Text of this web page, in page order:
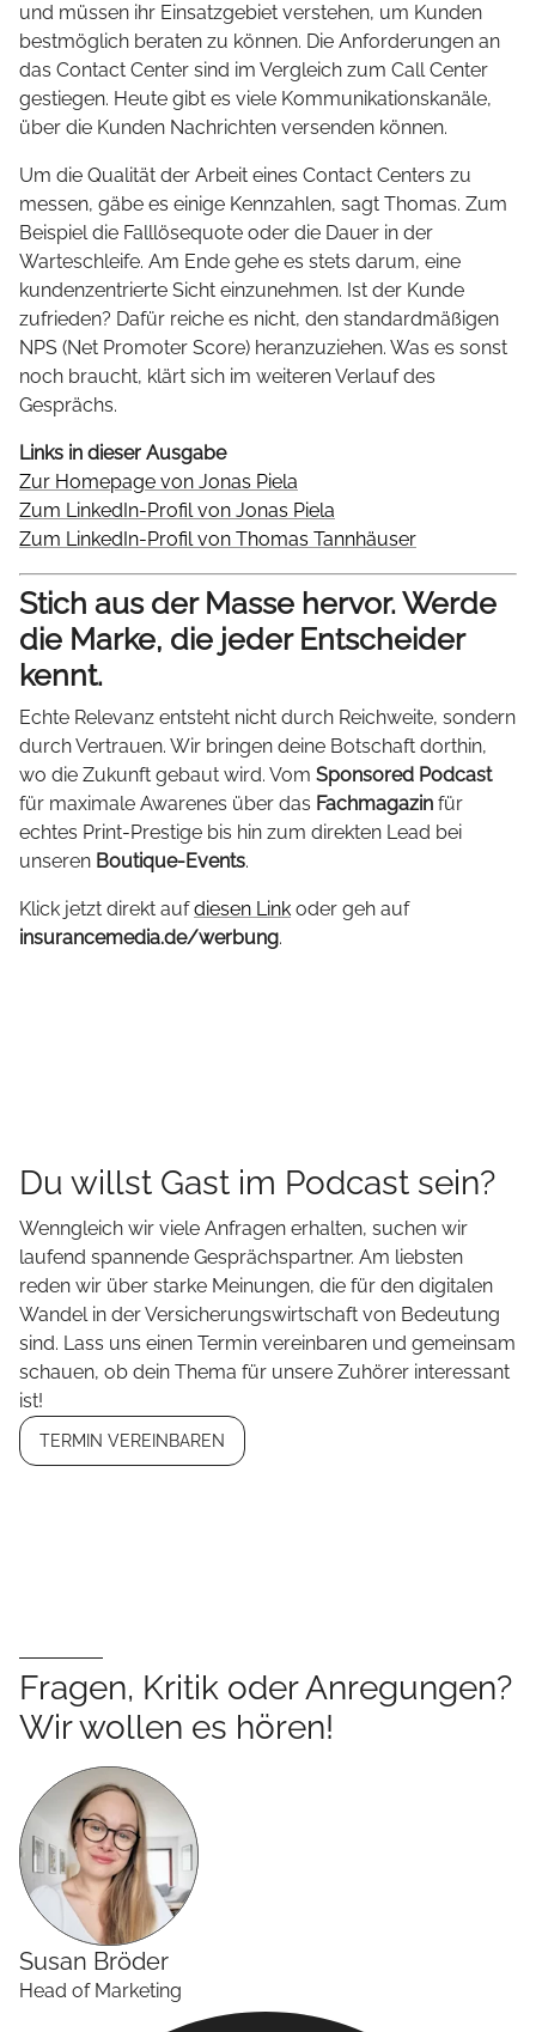
und müssen ihr Einsatzgebiet verstehen, um Kunden
bestmöglich beraten zu können. Die Anforderungen an
das Contact Center sind im Vergleich zum Call Center
gestiegen. Heute gibt es viele Kommunikationskanäle,
über die Kunden Nachrichten versenden können.
Um die Qualität der Arbeit eines Contact Centers zu
messen, gäbe es einige Kennzahlen, sagt Thomas. Zum
Beispiel die Falllösequote oder die Dauer in der
Warteschleife. Am Ende gehe es stets darum, eine
kundenzentrierte Sicht einzunehmen. Ist der Kunde
zufrieden? Dafür reiche es nicht, den standardmäßigen
NPS (Net Promoter Score) heranzuziehen. Was es sonst
noch braucht, klärt sich im weiteren Verlauf des
Gesprächs.
Links in dieser Ausgabe
Zur Homepage von Jonas Piela
Zum LinkedIn-Profil von Jonas Piela
Zum LinkedIn-Profil von Thomas Tannhäuser
Stich aus der Masse hervor. Werde
die Marke, die jeder Entscheider
kennt.
Echte Relevanz entsteht nicht durch Reichweite, sondern
durch Vertrauen. Wir bringen deine Botschaft dorthin,
wo die Zukunft gebaut wird. Vom Sponsored Podcast
für maximale Awarenes über das Fachmagazin für
echtes Print-Prestige bis hin zum direkten Lead bei
unseren Boutique-Events.
Klick jetzt direkt aufdiesen Link oder geh auf
insurancemedia.de/werbung.
Du willst Gast im Podcast sein?
Wenngleich wir viele Anfragen erhalten, suchen wir
laufend spannende Gesprächspartner. Am liebsten
reden wir über starke Meinungen, die für den digitalen
Wandel in der Versicherungswirtschaft von Bedeutung
sind. Lass uns einen Termin vereinbaren und gemeinsam
schauen, ob dein Thema für unsere Zuhörer interessant
ist!
TERMIN VEREINBAREN
Fragen, Kritik oder Anregungen?
Wir wollen es hören!
Susan Bröder
Head of Marketing